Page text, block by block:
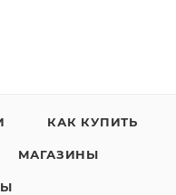
КАК КУПИТЬ
МАГАЗИНЫ